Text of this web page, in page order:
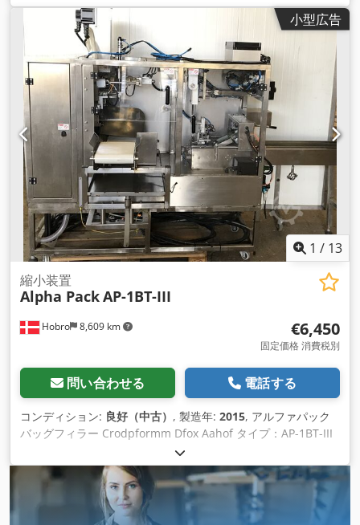
小型広告
1 / 13
Hobro 8,609 km
縮小装置
Alpha PackAP-1BT-III
€6,450
固定価格 消費税別
問い合わせる 電話する
コンディション: 良好（中古） , 製造年: 2015, アルファパック
バッグフィラー Crodpformm Dfox Aahof タイプ：AP-1BT-III
フィラーチューブ：Ø15mm 溶接ジョー15cm。 2015年製。